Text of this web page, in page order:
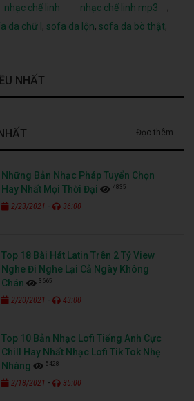
nhạc chế linh nhạc chế linh mp3
,
da chữ l , sofa da lộn, sofa da bò thật,
NHẤT
Đọc thêm
Những Bản Nhạc Pháp Tuyển Chọn
Hay Nhất Mọi Thời Đại
4835
2/23/2021 - 36:00
Top 18 Bài Hát Latin Trên 2 Tỷ View
Nghe Đi Nghe Lại Cả Ngày Không
Chán
3665
2/20/2021 - 43:00
Top 10 Bản Nhạc Lofi Tiếng Anh Cực
Chill Hay Nhất Nhạc Lofi Tik Tok Nhẹ
Nhàng
5428
2/18/2021 - 35:00